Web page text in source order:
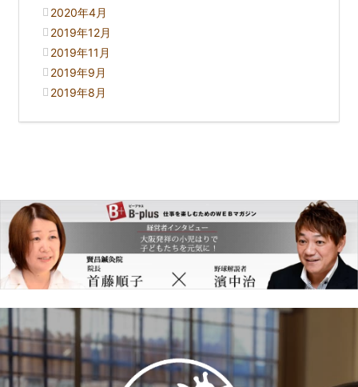
2020年4月
2019年12月
2019年11月
2019年9月
2019年8月